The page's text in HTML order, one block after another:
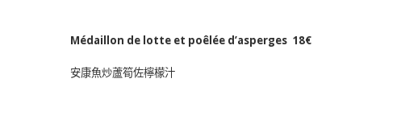
Médaillon de lotte et poêlée d’asperges 18€
安康魚炒蘆筍佐檸檬汁